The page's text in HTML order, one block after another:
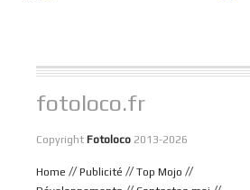
fotoloco.fr
Copyright Fotoloco 2013-2026
Home // Publicité // Top Mojo //